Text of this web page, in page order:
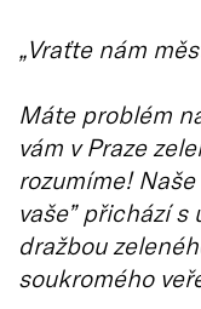
„Vraťte nám
Máte problém
vám v Praze
rozumíme!
vaše” přichází
dražbou
soukromého